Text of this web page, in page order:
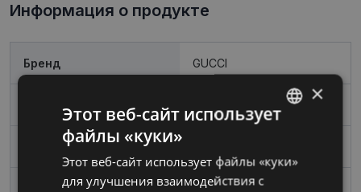
Информация о продукте
Бренд GUCCI
Размер
black
RUSSIAN
×
Этот веб-сайт использует
файлы «куки»
Этот веб-сайт использует файлы «куки»
для улучшения взаимодействия с